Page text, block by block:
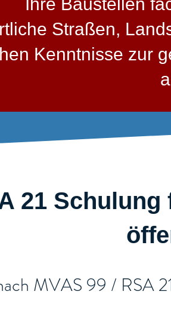
Straßen,
Kenntnisse zur
21
MVAS 99 / RSA